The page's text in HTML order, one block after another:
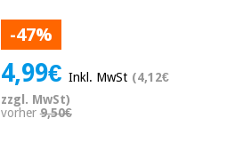
-47%
4,99€ Inkl. MwSt (4,12€
zzgl. MwSt)
vorher9,50€